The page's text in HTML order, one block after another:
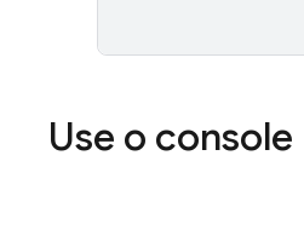
Use o console